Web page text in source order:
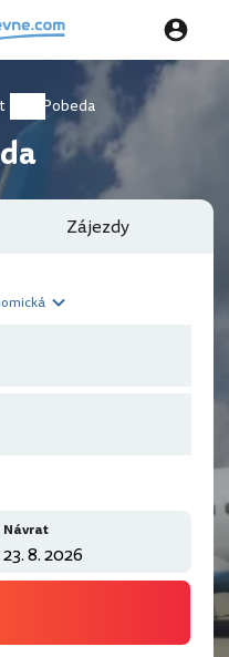
Pobeda
Zájezdy
Návrat